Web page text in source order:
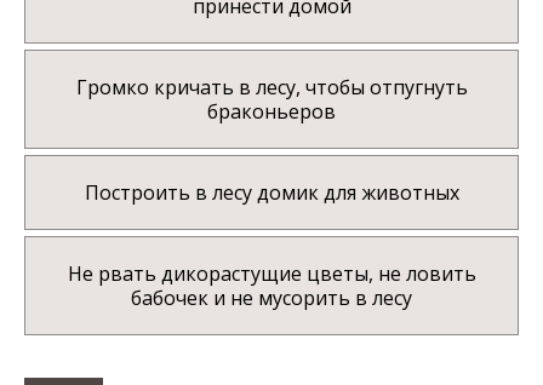
принести домой
Громко кричать в лесу, чтобы отпугнуть
браконьеров
Построить в лесу домик для животных
Не рвать дикорастущие цветы, не ловить
бабочек и не мусорить в лесу